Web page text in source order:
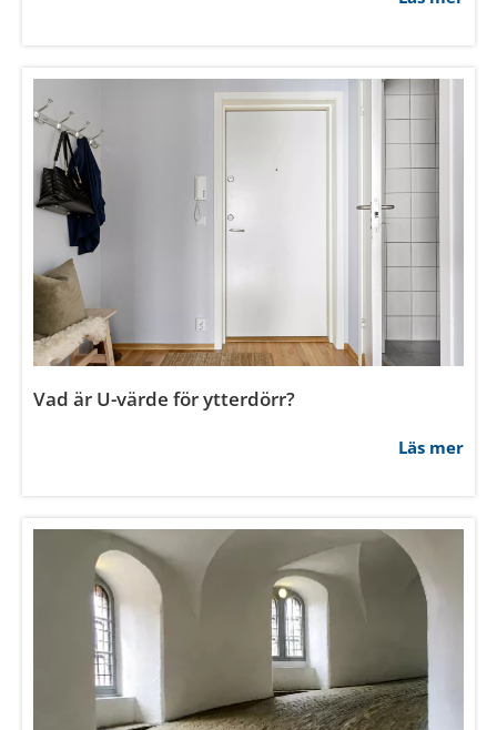
Hur mäter man innerdörrar?
Läs mer
Vilken färg ska man måla om innerdörrar?
Läs mer